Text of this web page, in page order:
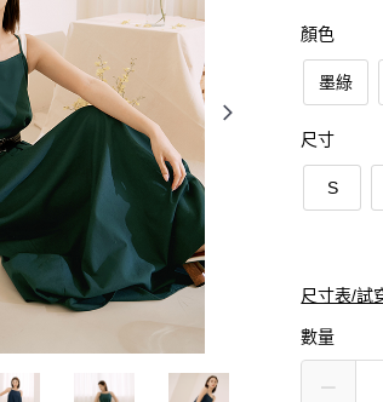
顏色
墨綠
尺寸
S
尺寸表/試
數量